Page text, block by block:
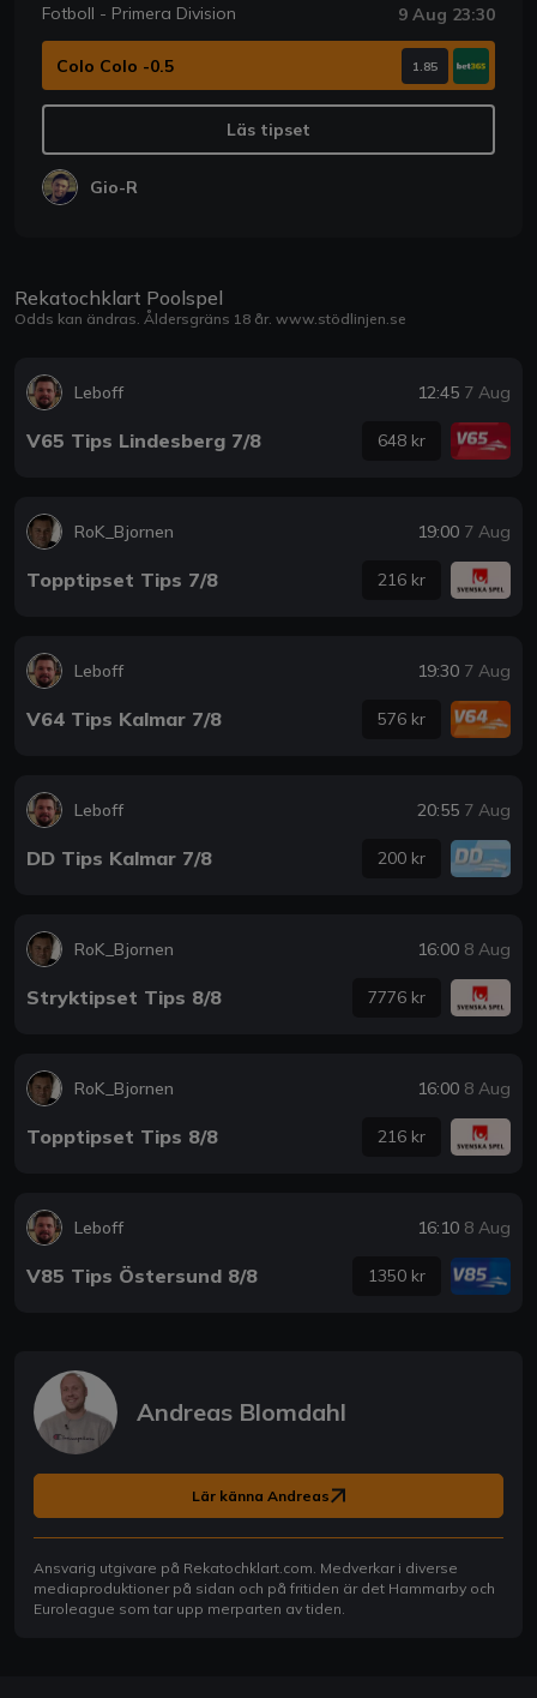
Fotboll - Primera Division 9 Aug 23:30
Colo Colo -0.5 1.85
Läs tipset
Gio-R
Rekatochklart Poolspel
Odds kan ändras. Åldersgräns 18 år. www.stödlinjen.se
Leboff 12:45 7 Aug
V65 Tips Lindesberg 7/8 648 kr
RoK_Bjornen 19:00 7 Aug
Topptipset Tips 7/8 216 kr
Leboff 19:30 7 Aug
V64 Tips Kalmar 7/8 576 kr
Leboff 20:55 7 Aug
DD Tips Kalmar 7/8 200 kr
RoK_Bjornen 16:00 8 Aug
Stryktipset Tips 8/8 7776 kr
RoK_Bjornen 16:00 8 Aug
Topptipset Tips 8/8 216 kr
Leboff 16:10 8 Aug
V85 Tips Östersund 8/8 1350 kr
Andreas Blomdahl
Lär känna Andreas
Ansvarig utgivare på Rekatochklart.com. Medverkar i diverse
mediaproduktioner på sidan och på fritiden är det Hammarby och
Euroleague som tar upp merparten av tiden.